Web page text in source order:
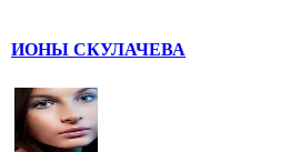
ИОНЫ СКУЛАЧЕВА